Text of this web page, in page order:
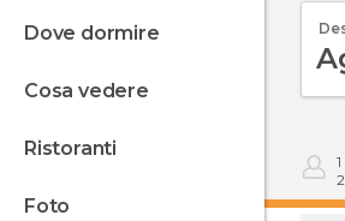
dove dormire
cosa vedere
ristoranti
foto
1
2